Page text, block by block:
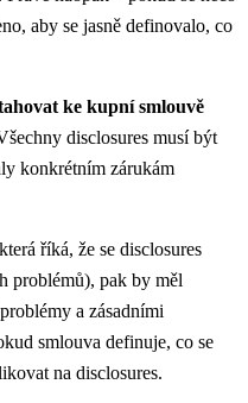
aby se jasně definovalo, co
ke kupní smlouvě
disclosures musí být
konkrétním zárukám
říká, že se disclosures
problémů), pak by měl
a zásadními
smlouva definuje, co se
na disclosures.